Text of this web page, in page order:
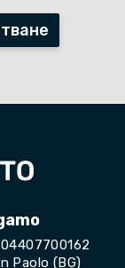
04407700162
Paolo (BG)